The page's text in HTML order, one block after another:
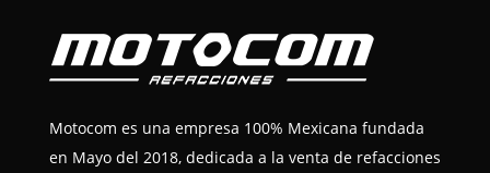
Motocom es una empresa 100% Mexicana fundada
en Mayo del 2018, dedicada a la venta de refacciones